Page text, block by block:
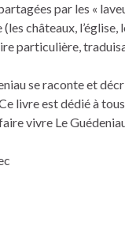
par les «
châteaux,
particulière,
se raconte et
livre est dédié à
vivre Le